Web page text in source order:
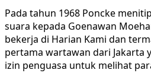
Pada tahun 1968 Poncke
suara kepada Goenawan
bekerja di Harian Kami dan
pertama wartawan dari Jakarta
izin penguasa untuk melihat